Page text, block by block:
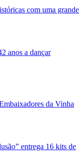
com uma grande
anos a dançar
da Vinha
entrega 16 kits de